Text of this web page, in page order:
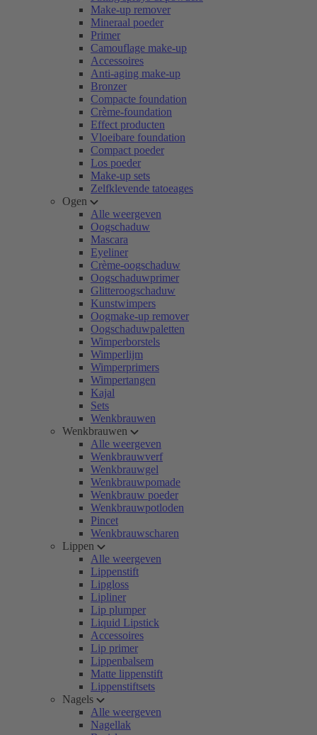
Make-up remover
Mineraal poeder
Primer
Camouflage make-up
Accessoires
Anti-aging make-up
Bronzer
Compacte foundation
Crème-foundation
Effect producten
Vloeibare foundation
Compact poeder
Los poeder
Make-up sets
Zelfklevende tatoeages
Ogen
Alle weergeven
Oogschaduw
Mascara
Eyeliner
Crème-oogschaduw
Oogschaduwprimer
Glitteroogschaduw
Kunstwimpers
Oogmake-up remover
Oogschaduwpaletten
Wimperborstels
Wimperlijm
Wimperprimers
Wimpertangen
Kajal
Sets
Wenkbrauwen
Wenkbrauwen
Alle weergeven
Wenkbrauwverf
Wenkbrauwgel
Wenkbrauwpomade
Wenkbrauw poeder
Wenkbrauwpotloden
Pincet
Wenkbrauwscharen
Lippen
Alle weergeven
Lippenstift
Lipgloss
Lipliner
Lip plumper
Liquid Lipstick
Accessoires
Lip primer
Lippenbalsem
Matte lippenstift
Lippenstiftsets
Nagels
Alle weergeven
Nagellak